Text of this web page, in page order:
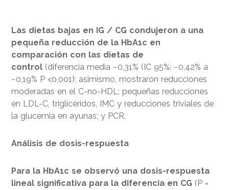
Las dietas bajas en IG / CG condujeron a una
pequeña reducción de la HbA1c en
comparación con las dietas de
control (diferencia media −0,31% (IC 95%: −0,42% a
−0,19% P <0,001); asimismo, mostraron reducciones
moderadas en el C-no-HDL; pequeñas reducciones
en LDL-C, triglicéridos, IMC y reducciones triviales de
la glucemia en ayunas; y PCR.
Análisis de dosis-respuesta
Para la HbA1c se observó una dosis-respuesta
lineal significativa para la diferencia en CG (P =